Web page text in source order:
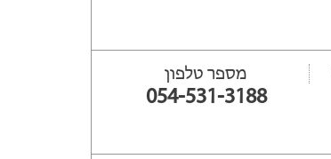
מספר טלפון
054-531-3188